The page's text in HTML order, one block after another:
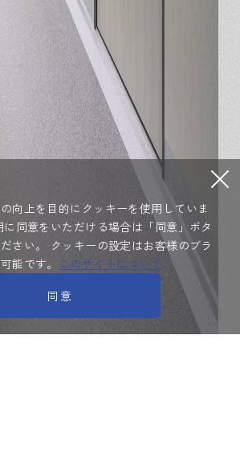
向上を目的にクッキーを使用していま
に同意をいただける場合は「同意」ボタ
さい。
クッキーの設定はお客様のブラ
能です。
このサイトについて
同意